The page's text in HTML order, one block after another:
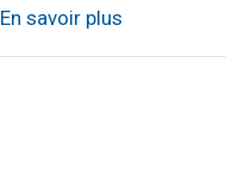
En savoir plus